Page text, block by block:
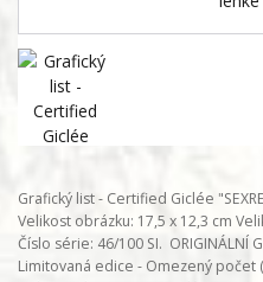
Grafický list - Certified Giclée
Velikost obrázku: 17,5 x 12,3 cm
Číslo série: 46/100 SI. ORIGINÁLNÍ
Limitovaná edice - Omezený počet